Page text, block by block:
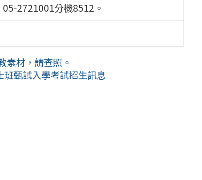
2721001分機8512。
素材，請查照。
甄試入學考試招生訊息